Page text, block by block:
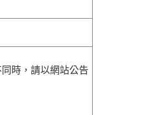
時，請以網站公告